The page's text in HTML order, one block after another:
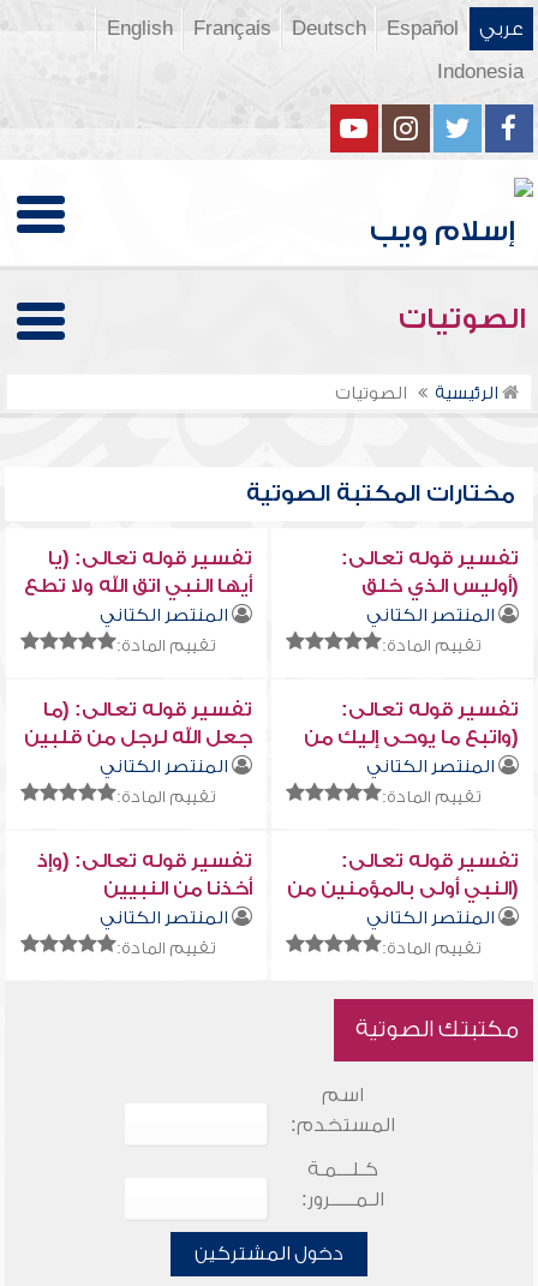
عربي Español
Deutsch
Français
English
Indonesia
الصوتيات
الرئيسية الصوتيات
مختارات المكتبة الصوتية
تفسير قوله تعالى:
(أوليس الذي خلق
السماوات والأرض بقادر
على أن يخلق مثلهم...)
المنتصر الكتاني
تقييم المادة:
تفسير قوله تعالى: (يا
أيها النبي اتق الله ولا تطع
الكافرين والمنافقين)
المنتصر الكتاني
تقييم المادة:
تفسير قوله تعالى:
(واتبع ما يوحى إليك من
ربك ...)
المنتصر الكتاني
تقييم المادة:
تفسير قوله تعالى: (ما
جعل الله لرجل من قلبين
في جوفه ...)
المنتصر الكتاني
تقييم المادة:
تفسير قوله تعالى:
(النبي أولى بالمؤمنين من
أنفسهم...)
المنتصر الكتاني
تقييم المادة:
تفسير قوله تعالى: (وإذ
أخذنا من النبيين
ميثاقهم ومنك ومن
نوح...)
المنتصر الكتاني
تقييم المادة:
مكتبتك الصوتية
اسم
المستخدم:
كـلـــمـة
الـمـــــرور:
دخول المشتركين